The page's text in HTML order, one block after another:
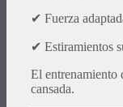
✔ Fuerza
✔ Estiramientos
El entrenamiento
cansada.